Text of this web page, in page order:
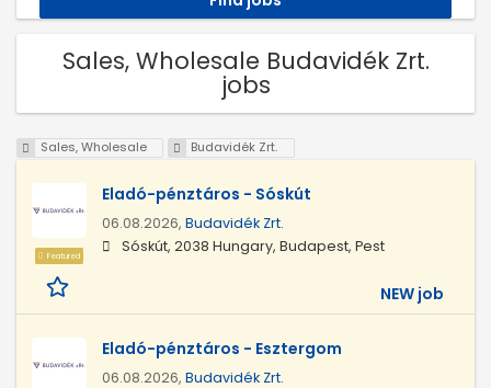
Sales, Wholesale Budavidék Zrt.
jobs
Sales, Wholesale Budavidék Zrt.
Featured
Eladó-pénztáros - Sóskút
06.08.2026, Budavidék Zrt.
Sóskút, 2038 Hungary, Budapest, Pest
NEW job
Eladó-pénztáros - Esztergom
06.08.2026, Budavidék Zrt.